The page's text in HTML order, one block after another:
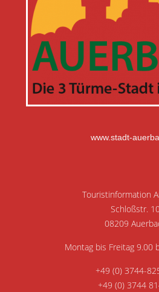
www.stadt-
Touristinformation
Schloßstr.
08209
Montag bis Freitag 9.00
+49 (0) 3744-
+49 (0) 3744